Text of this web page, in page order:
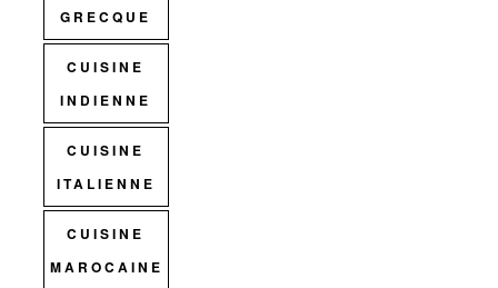
GRECQUE
CUISINE
INDIENNE
CUISINE
ITALIENNE
CUISINE
MAROCAINE